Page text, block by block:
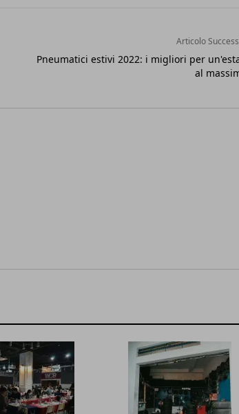
Articolo
Pneumatici estivi 2022: i migliori per
al